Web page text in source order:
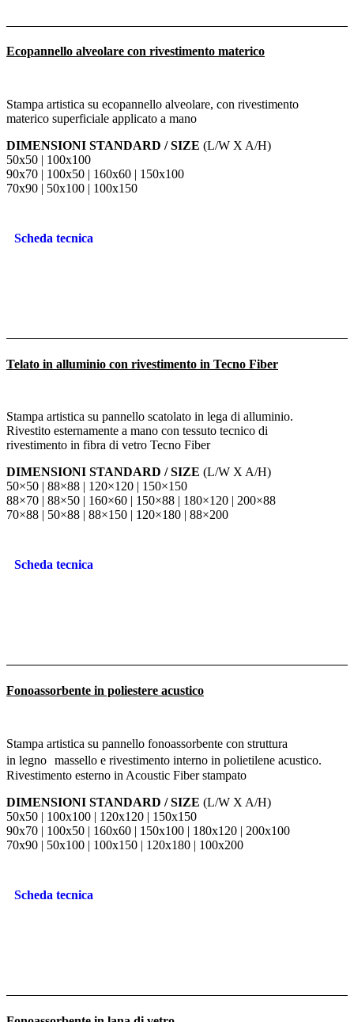
Ecopannello alveolare con rivestimento materico
Stampa artistica su ecopannello alveolare, con rivestimento
materico superficiale applicato a mano
DIMENSIONI STANDARD / SIZE (L/W X A/H)
50x50 | 100x100
90x70 | 100x50 | 160x60 | 150x100
70x90 | 50x100 | 100x150
Scheda tecnica
Telato in alluminio con rivestimento in Tecno Fiber
Stampa artistica su pannello scatolato in lega di alluminio.
Rivestito esternamente a mano con tessuto tecnico di
rivestimento in fibra di vetro Tecno Fiber
DIMENSIONI STANDARD / SIZE (L/W X A/H)
50×50 | 88×88 | 120×120 | 150×150
88×70 | 88×50 | 160×60 | 150×88 | 180×120 | 200×88
70×88 | 50×88 | 88×150 | 120×180 | 88×200
Scheda tecnica
Fonoassorbente in poliestere acustico
Stampa artistica su pannello fonoassorbente con struttura
in legno massello e rivestimento interno in polietilene acustico.
Rivestimento esterno in Acoustic Fiber stampato
DIMENSIONI STANDARD / SIZE (L/W X A/H)
50x50 | 100x100 | 120x120 | 150x150
90x70 | 100x50 | 160x60 | 150x100 | 180x120 | 200x100
70x90 | 50x100 | 100x150 | 120x180 | 100x200
Scheda tecnica